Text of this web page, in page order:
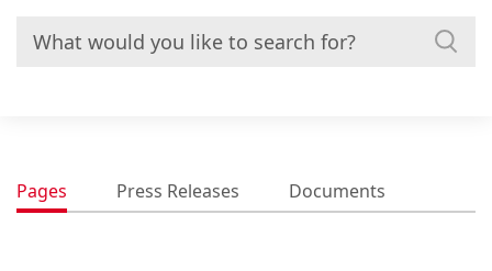
Search
Pages Press Releases Documents